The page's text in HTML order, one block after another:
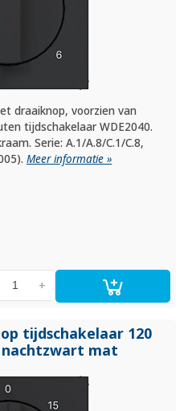
draaiknop, voorzien van
tijdschakelaar WDE2040.
Serie: A.1/A.8/C.1/C.8,
Meer informatie »
+
tijdschakelaar 120
nachtzwart mat